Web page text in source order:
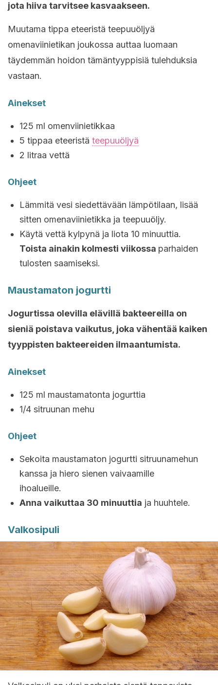
jota hiiva tarvitsee kasvaakseen.
Muutama tippa eteeristä teepuuöljyä
omenaviinietikan joukossa auttaa luomaan
täydemmän hoidon tämäntyyppisiä tulehduksia
vastaan.
Ainekset
125 ml omenviinietikkaa
5 tippaa eteeristä teepuuöljyä
2 litraa vettä
Ohjeet
Lämmitä vesi siedettävään lämpötilaan, lisää
sitten omenaviinietikka ja teepuuöljy.
Käytä vettä kylpynä ja liota 10 minuuttia.
Toista ainakin kolmesti viikossa parhaiden
tulosten saamiseksi.
Maustamaton jogurtti
Jogurtissa olevilla elävillä bakteereilla on
sieniä poistava vaikutus, joka vähentää kaiken
tyyppisten bakteereiden ilmaantumista.
Ainekset
125 ml maustamatonta jogurttia
1/4 sitruunan mehu
Ohjeet
Sekoita maustamaton jogurtti sitruunamehun
kanssa ja hiero sienen vaivaamille
ihoalueille.
Anna vaikuttaa 30 minuuttia ja huuhtele.
Valkosipuli